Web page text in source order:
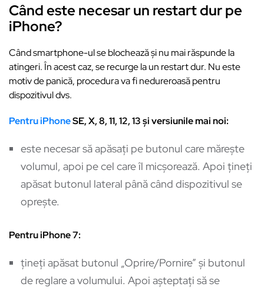
Când este necesar un restart dur pe
iPhone?
Când smartphone-ul se blochează și nu mai răspunde la
atingeri. În acest caz, se recurge la un restart dur. Nu este
motiv de panică, procedura va fi nedureroasă pentru
dispozitivul dvs.
Pentru iPhoneSE, X, 8, 11, 12, 13 și versiunile mai noi:
este necesar să apăsați pe butonul care mărește
volumul, apoi pe cel care îl micșorează. Apoi țineți
apăsat butonul lateral până când dispozitivul se
oprește.
Pentru iPhone 7:
țineți apăsat butonul „Oprire/Pornire” și butonul
de reglare a volumului. Apoi așteptați să se